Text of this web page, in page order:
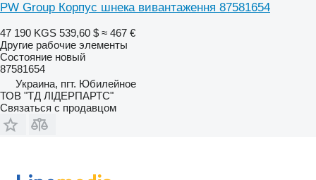
PW Group Корпус шнека вивантаження 87581654
47 190 KGS 539,60 $ ≈ 467 €
Другие рабочие элементы
Состояние новый
87581654
Украина, пгт. Юбилейное
ТОВ "ТД ЛІДЕРПАРТС"
Связаться с продавцом